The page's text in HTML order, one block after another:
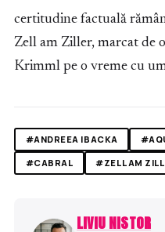
certitudine factuală
Zell am Ziller, marcat de
Krimml pe o vreme cu
#ANDREEA IBACKA
#CABRAL
#ZELL AM
LIVIU NISTOR